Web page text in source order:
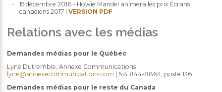
15 décembre 2016 - Howie Mandel animera les prix Écrans
canadiens 2017 | VERSION PDF
Relations avec les médias
Demandes médias pour le Québec
Lyne Dutremble, Annexe Communications
lyne@annexecommunications.com | 514 844-8864, poste 136
Demandes médias pour le reste du Canada